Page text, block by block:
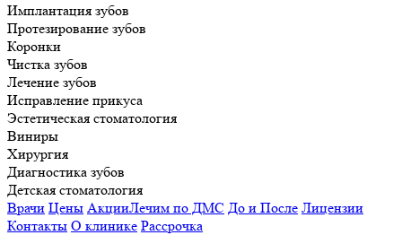
Имплантация зубов
Протезирование зубов
Коронки
Чистка зубов
Лечение зубов
Исправление прикуса
Эстетическая стоматология
Виниры
Хирургия
Диагностика зубов
Детская стоматология
Врачи Цены АкцииЛечим по ДМС До и После Лицензии
Контакты О клинике Рассрочка